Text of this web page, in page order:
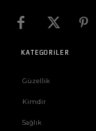
KATEGORİLER
Güzellik
Kimdir
Sağlık